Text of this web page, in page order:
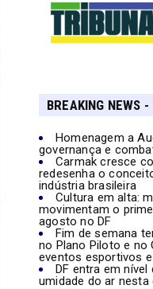
BREAKING NEWS
Homenagem a
governança e
Carmak cresce
redesenha o
indústria brasileira
Cultura em alta:
movimentam o
agosto no DF
Fim de semana
no Plano Piloto e no
eventos esportivos
DF entra em nível
umidade do ar nesta